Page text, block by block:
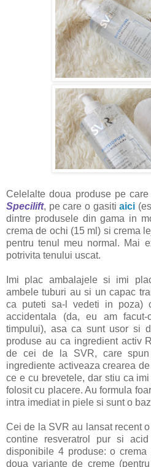
Celelalte doua produse pe
Specilift, pe care o gasitiaici
dintre produsele din gama in
crema de ochi (15 ml) si crema
pentru tenul meu normal. Mai
potrivita tenului uscat.
Imi plac ambalajele si imi
ambele tuburi au si un capac
ca puteti sa-l vedeti in poza)
accidentala (da, eu am
timpului), asa ca sunt usor si
produse au ca ingredient activ
de cei de la SVR, care
ingrediente activeaza crearea
ce e cu brevetele, dar stiu ca
folosit cu placere. Au formula
intra imediat in piele si sunt o
Cei de la SVR au lansat recent
contine resveratrol pur si
disponibile 4 produse: o
doua variante de creme